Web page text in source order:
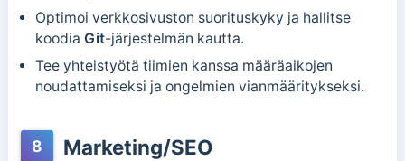
Optimoi verkkosivuston suorituskyky ja hallitse
koodia Git-järjestelmän kautta.
Tee yhteistyötä tiimien kanssa määräaikojen
noudattamiseksi ja ongelmien vianmääritykseksi.
8 Marketing/SEO